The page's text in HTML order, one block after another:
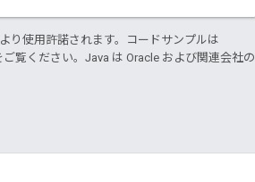
り使用許諾されます。コードサンプルは
ご覧ください。Java は Oracle および関連会社の